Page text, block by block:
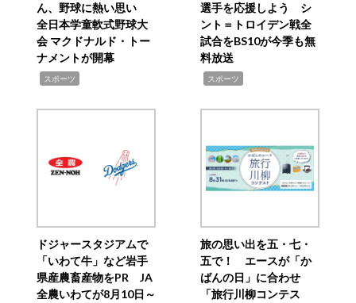
ん、野球に熱い思い
全日本学童軟式野球大
会 マクドナルド・トー
ナメントが開幕
スポーツ
選手を応援しよう シ
ント＝トロイデン戦全
試合をBS10が今季も無
料放送
スポーツ
ドジャースタジアムで
「いわて牛」など岩手
県産農畜産物をPR JA
全農いわてが8月10日～
旅の思い出を五・七・
五で！ エースが「か
ばんの日」に合わせ
「旅行川柳コンテス